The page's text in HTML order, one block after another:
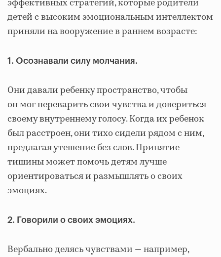
эффективных стратегий, которые родители
детей с высоким эмоциональным интеллектом
приняли на вооружение в раннем возрасте:
1. Осознавали силу молчания.
Они давали ребенку пространство, чтобы
он мог переварить свои чувства и довериться
своему внутреннему голосу. Когда их ребенок
был расстроен, они тихо сидели рядом с ним,
предлагая утешение без слов. Принятие
тишины может помочь детям лучше
ориентироваться и размышлять о своих
эмоциях.
2. Говорили о своих эмоциях.
Вербально делясь чувствами — например,